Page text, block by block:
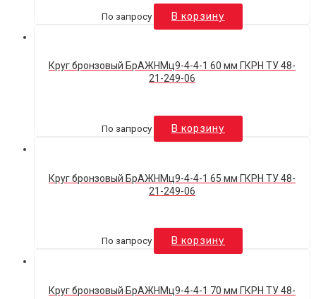
По запросу В корзину
Круг бронзовый БрАЖНМц9-4-4-1 60 мм ГКРН ТУ 48-
21-249-06
По запросу В корзину
Круг бронзовый БрАЖНМц9-4-4-1 65 мм ГКРН ТУ 48-
21-249-06
По запросу В корзину
Круг бронзовый БрАЖНМц9-4-4-1 70 мм ГКРН ТУ 48-